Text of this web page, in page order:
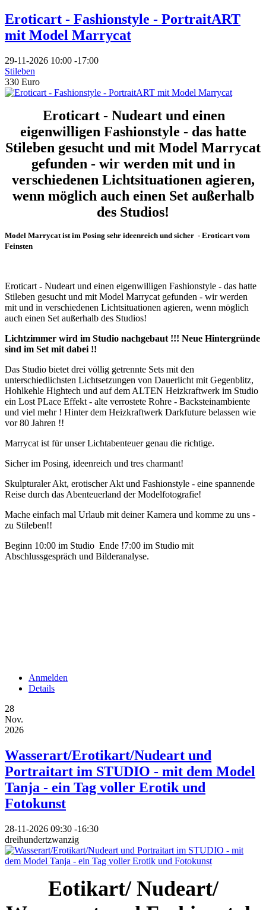
Eroticart - Fashionstyle - PortraitART
mit Model Marrycat
29-11-2026 10:00 -17:00
Stileben
330 Euro
Eroticart - Nudeart und einen
eigenwilligen Fashionstyle - das hatte
Stileben gesucht und mit Model Marrycat
gefunden - wir werden mit und in
verschiedenen Lichtsituationen agieren,
wenn möglich auch einen Set außerhalb
des Studios!
Model Marrycat ist im Posing sehr ideenreich und sicher - Eroticart vom
Feinsten
Eroticart - Nudeart und einen eigenwilligen Fashionstyle - das hatte
Stileben gesucht und mit Model Marrycat gefunden - wir werden
mit und in verschiedenen Lichtsituationen agieren, wenn möglich
auch einen Set außerhalb des Studios!
Lichtzimmer wird im Studio nachgebaut !!! Neue Hintergründe
sind im Set mit dabei !!
Das Studio bietet drei völlig getrennte Sets mit den
unterschiedlichsten Lichtsetzungen von Dauerlicht mit Gegenblitz,
Hohlkehle Hightech und auf dem ALTEN Heizkraftwerk im Studio
ein Lost PLace Effekt - alte verrostete Rohre - Backsteinambiente
und viel mehr ! Hinter dem Heizkraftwerk Darkfuture belassen wie
vor 80 Jahren !!
Marrycat ist für unser Lichtabenteuer genau die richtige.
Sicher im Posing, ideenreich und tres charmant!
Skulpturaler Akt, erotischer Akt und Fashionstyle - eine spannende
Reise durch das Abenteuerland der Modelfotografie!
Mache einfach mal Urlaub mit deiner Kamera und komme zu uns -
zu Stileben!!
Beginn 10:00 im Studio Ende !7:00 im Studio mit
Abschlussgespräch und Bilderanalyse.
Anmelden
Details
28
Nov.
2026
Wasserart/Erotikart/Nudeart und
Portraitart im STUDIO - mit dem Model
Tanja - ein Tag voller Erotik und
Fotokunst
28-11-2026 09:30 -16:30
dreihundertzwanzig
Eotikart/ Nudeart/